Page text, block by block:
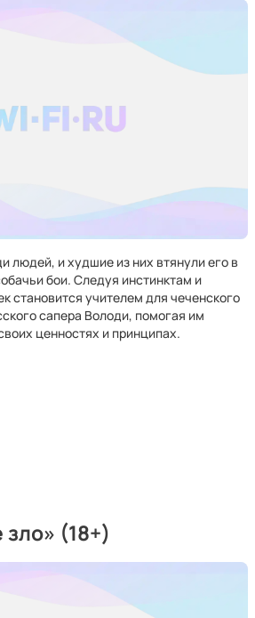
людей, и худшие из них втянули его в
бои. Следуя инстинктам и
становится учителем для чеченского
сапера Володи, помогая им
ценностях и принципах.
(18+)